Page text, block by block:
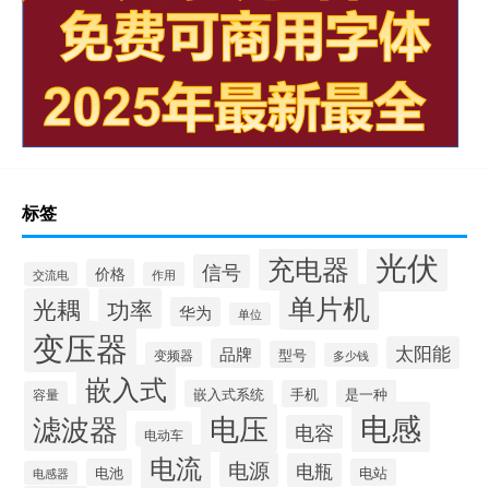
标签
交流电 价格 作用 信号 充电器 光伏
光耦 功率 华为 单位 单片机
变压器 变频器 品牌 型号 多少钱 太阳能
容量 嵌入式 嵌入式系统 手机 是一种
滤波器 电动车 电压 电容 电感
电感器 电池 电流 电源 电瓶 电站